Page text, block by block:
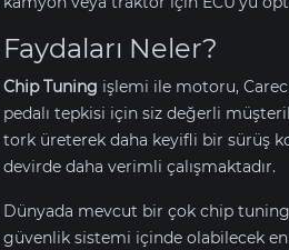
Faydaları Neler?
Chip Tuning işlemi ile motoru,
pedalı tepkisi için siz değerli
tork üreterek daha keyifli bir sürüş
devirde daha verimli çalışmaktadır.
Dünyada mevcut bir çok chip
güvenlik sistemi içinde olabilecek